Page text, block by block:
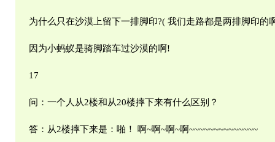
为什么只在沙漠上留下一排脚印?( 我们走路都是两排脚印的
因为小蚂蚁是骑脚踏车过沙漠的啊!
17
问：一个人从2楼和从20楼摔下来有什么区别？
答：从2楼摔下来是：啪！ 啊~啊~啊~啊~~~~~~~~~~~~~~